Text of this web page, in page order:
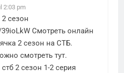
2:03 pm
сезон
Смотреть онлайн
2 сезон на СТБ.
смотреть тут.
2 сезон 1-2 серия